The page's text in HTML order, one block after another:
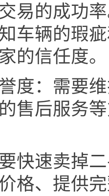
易的成功
车辆的瑕
的信任度。
度：需要
售后服务
快速卖掉
格、提供